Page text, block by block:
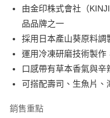
全家取貨付款
免運費
常溫-付款後全家取貨
免運費
由金印株式會社（
品品牌之一
採用日本產山葵原料調
運用冷凍研磨技術製作
口感帶有草本香氣與辛
可搭配壽司、生魚片、
銷售重點